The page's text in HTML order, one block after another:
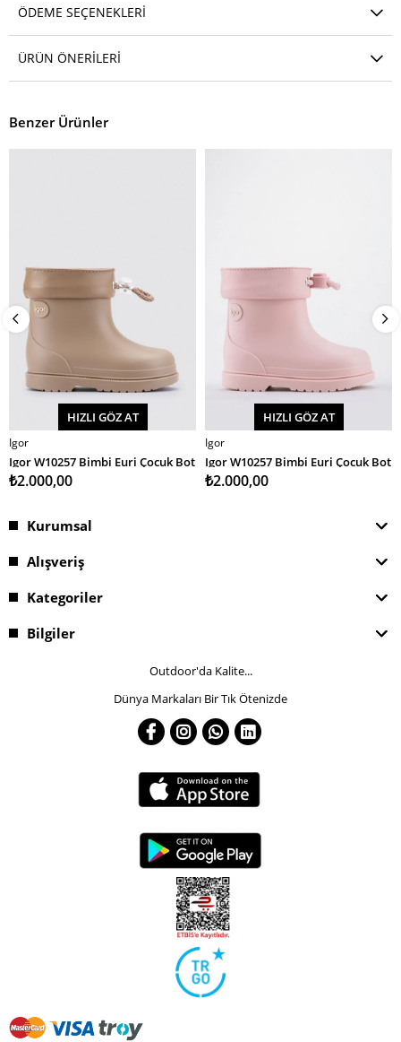
ÖDEME SEÇENEKLERI
ÜRÜN ÖNERILERI
Benzer Ürünler
SEPETE EKLE
HIZLI GÖZ AT
Igor
Igor W10257 Bimbi Euri Çocuk Bot
₺2.000,00
SEPETE EKLE
HIZLI GÖZ AT
Igor
Igor W10257 Bimbi Euri Çocuk Bot
₺2.000,00
Kurumsal
Alışveriş
Kategoriler
Bilgiler
Outdoor'da Kalite...
Dünya Markaları Bir Tık Ötenizde